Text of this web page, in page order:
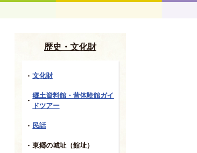
歴史・文化財
文化財
郷土資料館・昔体験館ガイ
ドツアー
民話
東郷の城址（館址）